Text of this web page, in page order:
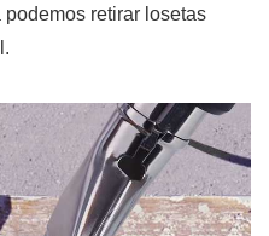
retirar losetas